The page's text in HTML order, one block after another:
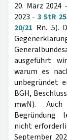
20. März 2024 -
2023 - 3 StR
20/21 Rn. 5).
ausgeführt
warum es
unbegründet
BGH,
mwN).
Begründung
nicht
September